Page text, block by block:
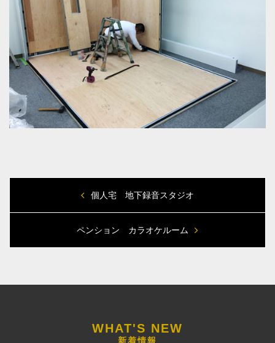
個人宅 地下録音スタジオ
ペンション カラオケルーム
新着情報